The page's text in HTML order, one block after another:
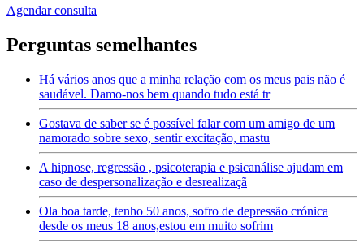
Agendar consulta
Perguntas semelhantes
Há vários anos que a minha relação com os meus pais não é
saudável. Damo-nos bem quando tudo está tr
Gostava de saber se é possível falar com um amigo de um
namorado sobre sexo, sentir excitação, mastu
A hipnose, regressão , psicoterapia e psicanálise ajudam em
caso de despersonalização e desrealizaçã
Ola boa tarde, tenho 50 anos, sofro de depressão crónica
desde os meus 18 anos,estou em muito sofrim